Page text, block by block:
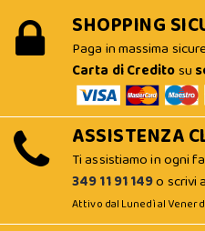
SHOPPING
Paga in massima
Carta di Creditosu
ASSISTENZA
Ti assistiamo in ogni
349 11 91 149o scrivi a
Attivo dal Lunedì al